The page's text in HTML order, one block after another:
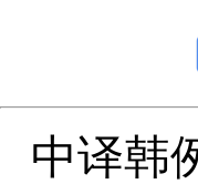
中译韩